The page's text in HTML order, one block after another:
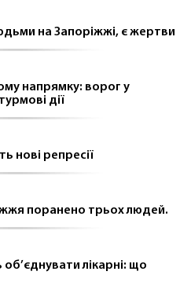
на Запоріжжі, є жертви
напрямку: ворог у
дії
нові репресії
поранено трьох людей.
лікарні: що